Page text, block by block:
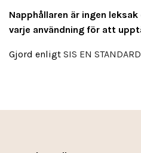
Napphållaren är ingen
varje användning för att
Gjord enligt SIS EN